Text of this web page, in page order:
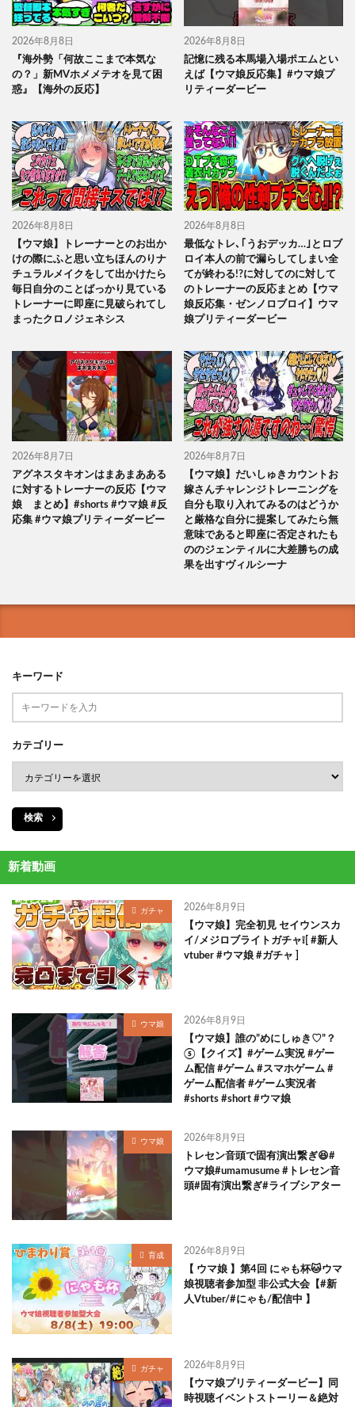
2026年8月8日
『海外勢「何故ここまで本気な
の？」新MVホメメテオを見て困
惑』【海外の反応】
2026年8月8日
記憶に残る本馬場入場ポエムとい
えば【ウマ娘反応集】#ウマ娘プ
リティーダービー
2026年8月8日
【ウマ娘】トレーナーとのお出か
けの際にふと思い立ちほんのりナ
チュラルメイクをして出かけたら
毎日自分のことばっかり見ている
トレーナーに即座に見破られてし
まったクロノジェネシス
2026年8月8日
最低なトレ､｢うおデッカ…｣とロブ
ロイ本人の前で漏らしてしまい全
てが終わる!?に対してのに対して
のトレーナーの反応まとめ【ウマ
娘反応集・ゼンノロブロイ】ウマ
娘プリティーダービー
2026年8月7日
アグネスタキオンはまあまあある
に対するトレーナーの反応【ウマ
娘 まとめ】#shorts #ウマ娘 #反
応集 #ウマ娘プリティーダービー
2026年8月7日
【ウマ娘】だいしゅきカウントお
嫁さんチャレンジトレーニングを
自分も取り入れてみるのはどうか
と厳格な自分に提案してみたら無
意味であると即座に否定されたも
ののジェンティルに大差勝ちの成
果を出すヴィルシーナ
キーワード
カテゴリー
検索
新着動画
ガチャ 2026年8月9日
【ウマ娘】完全初見 セイウンスカ
イ/メジロブライトガチャ❕[ #新人
vtuber #ウマ娘 #ガチャ ]
ウマ娘 2026年8月9日
【ウマ娘】誰の”めにしゅき♡”？
⑤【クイズ】#ゲーム実況 #ゲー
ム配信 #ゲーム #スマホゲーム #
ゲーム配信者 #ゲーム実況者
#shorts #short #ウマ娘
ウマ娘 2026年8月9日
トレセン音頭で固有演出繋ぎ😆#
ウマ娘#umamusume #トレセン音
頭#固有演出繋ぎ#ライブシアター
育成 2026年8月9日
【 ウマ娘 】第4回 にゃも杯🐱ウマ
娘視聴者参加型 非公式大会【#新
人Vtuber/#にゃも/配信中 】
ガチャ 2026年8月9日
【ウマ娘プリティーダービー】同
時視聴イベントストーリー＆絶対